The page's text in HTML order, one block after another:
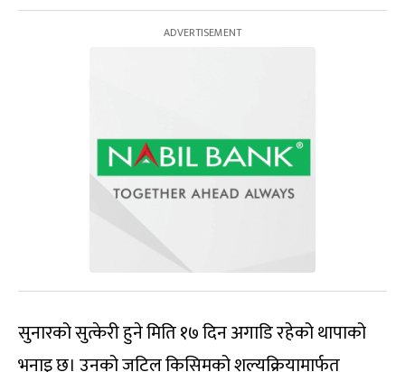
सुनारको सुत्केरी हुने मिति १७ दिन अगाडि रहेको थापाको
भनाइ छ। उनको जटिल किसिमको शल्यक्रियामार्फत